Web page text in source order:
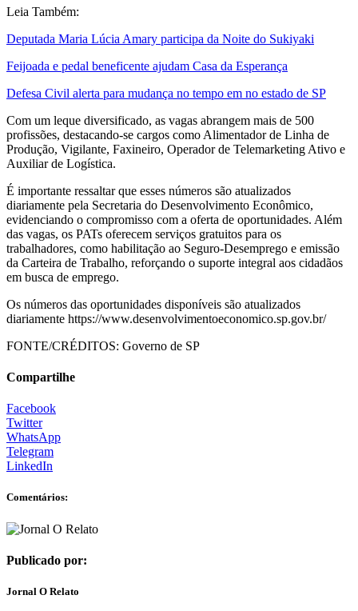
Leia Também:
Deputada Maria Lúcia Amary participa da Noite do Sukiyaki
Feijoada e pedal beneficente ajudam Casa da Esperança
Defesa Civil alerta para mudança no tempo em no estado de SP
Com um leque diversificado, as vagas abrangem mais de 500
profissões, destacando-se cargos como Alimentador de Linha de
Produção, Vigilante, Faxineiro, Operador de Telemarketing Ativo e
Auxiliar de Logística.
É importante ressaltar que esses números são atualizados
diariamente pela Secretaria do Desenvolvimento Econômico,
evidenciando o compromisso com a oferta de oportunidades. Além
das vagas, os PATs oferecem serviços gratuitos para os
trabalhadores, como habilitação ao Seguro-Desemprego e emissão
da Carteira de Trabalho, reforçando o suporte integral aos cidadãos
em busca de emprego.
Os números das oportunidades disponíveis são atualizados
diariamente https://www.desenvolvimentoeconomico.sp.gov.br/
FONTE/CRÉDITOS: Governo de SP
Compartilhe
Facebook
Twitter
WhatsApp
Telegram
LinkedIn
Comentários:
Publicado por:
Jornal O Relato